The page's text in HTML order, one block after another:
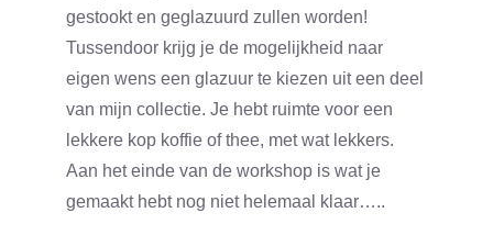
gestookt en geglazuurd zullen worden!
Tussendoor krijg je de mogelijkheid naar
eigen wens een glazuur te kiezen uit een deel
van mijn collectie. Je hebt ruimte voor een
lekkere kop koffie of thee, met wat lekkers.
Aan het einde van de workshop is wat je
gemaakt hebt nog niet helemaal klaar…..